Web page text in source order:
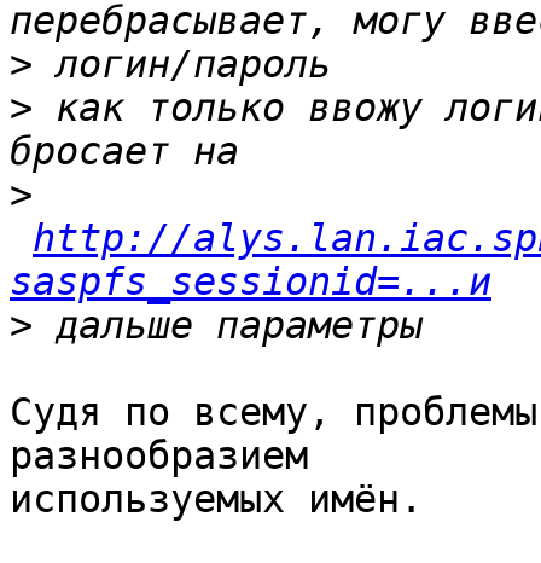
>
> как только ввожу
>
http://
saspfs_sessionid=...и
>
Судя по всему,
разнообразием
используемых имён.